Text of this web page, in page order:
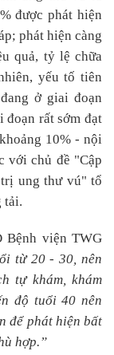
được phát hiện
phát hiện càng
quả, tỷ lệ chữa
yếu tố tiên
ở giai đoạn
đoạn rất sớm đạt
10% - nội
với chủ đề "Cập
ung thư vú" tổ
tải.
Bệnh viện TWG
từ 20 - 30, nên
tự khám, khám
độ tuổi 40 nên
để phát hiện bất
hợp.”